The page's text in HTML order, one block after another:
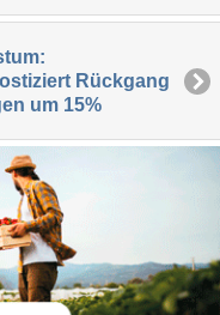
Rückgang
um 15%